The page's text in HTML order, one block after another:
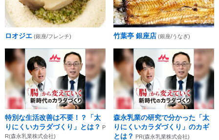
ロオジエ (銀座/フレンチ) 竹葉亭 銀座店 (銀座/うなぎ)
特別な生活改善は不要！？「太
りにくいカラダづくり」とは？ P
R(森永乳業株式会社)
森永乳業の研究で分かった「太
りにくいカラダづくり」のカギ
とは？ PR(森永乳業株式会社)